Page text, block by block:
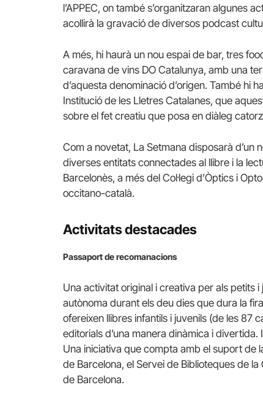
l’APPEC, on també s’organitzaran algunes
acollirà la gravació de diversos podcast
A més, hi haurà un nou espai de bar, tres
caravana de vins DO Catalunya, amb una
d’aquesta denominació d’origen. També hi
Institució de les Lletres Catalanes, que
sobre el fet creatiu que posa en diàleg
Com a novetat, La Setmana disposarà d’un
diverses entitats connectades al llibre i la
Barcelonès, a més del Col·legi d’Òptics i
occitano-català.
Activitats destacades
Passaport de recomanacions
Una activitat original i creativa per als petits
autònoma durant els deu dies que dura la
ofereixen llibres infantils i juvenils (de les 87
editorials d’una manera dinàmica i
Una iniciativa que compta amb el suport de
de Barcelona, el Servei de Biblioteques de
de Barcelona.